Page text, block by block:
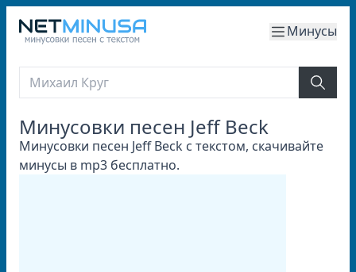
Минусы
Минусовки песен Jeff Beck
Минусовки песен Jeff Beck с текстом, скачивайте
минусы в mp3 бесплатно.